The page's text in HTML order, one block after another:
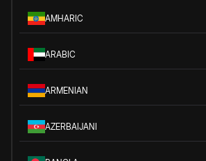
AMHARIC
ARABIC
ARMENIAN
AZERBAIJANI